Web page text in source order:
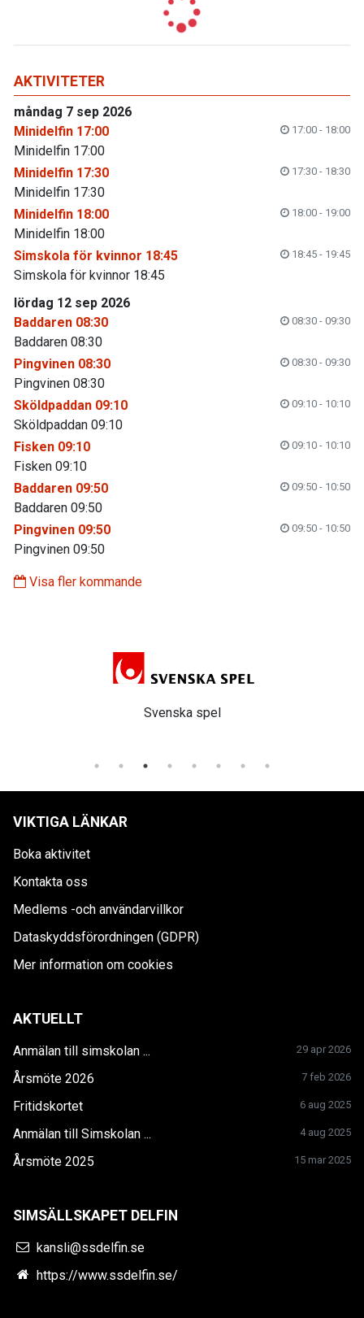
AKTIVITETER
måndag 7 sep 2026
Minidelfin 17:00
17:00 - 18:00
Minidelfin 17:00
Minidelfin 17:30
17:30 - 18:30
Minidelfin 17:30
Minidelfin 18:00
18:00 - 19:00
Minidelfin 18:00
Simskola för kvinnor 18:45
18:45 - 19:45
Simskola för kvinnor 18:45
lördag 12 sep 2026
Baddaren 08:30
08:30 - 09:30
Baddaren 08:30
Pingvinen 08:30
08:30 - 09:30
Pingvinen 08:30
Sköldpaddan 09:10
09:10 - 10:10
Sköldpaddan 09:10
Fisken 09:10
09:10 - 10:10
Fisken 09:10
Baddaren 09:50
09:50 - 10:50
Baddaren 09:50
Pingvinen 09:50
09:50 - 10:50
Pingvinen 09:50
Visa fler kommande
Svenska spel
VIKTIGA LÄNKAR
Boka aktivitet
Kontakta oss
Medlems -och användarvillkor
Dataskyddsförordningen (GDPR)
Mer information om cookies
AKTUELLT
Anmälan till simskolan ... 29 apr 2026
Årsmöte 2026 7 feb 2026
Fritidskortet 6 aug 2025
Anmälan till Simskolan ... 4 aug 2025
Årsmöte 2025 15 mar 2025
SIMSÄLLSKAPET DELFIN
kansli@ssdelfin.se
https://www.ssdelfin.se/